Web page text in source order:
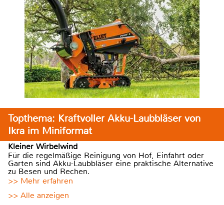
Topthema: Kraftvoller Akku-Laubbläser von
Ikra im Miniformat
Kleiner Wirbelwind
Für die regelmäßige Reinigung von Hof, Einfahrt oder
Garten sind Akku-Laubbläser eine praktische Alternative
zu Besen und Rechen.
>> Mehr erfahren
>> Alle anzeigen